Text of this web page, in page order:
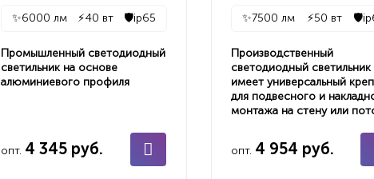
✨6000 лм ⚡40 вт 🛡️ip65
Промышленный светодиодный
светильник на основе
алюминиевого профиля
опт. 4 345 руб.
✨7500 лм ⚡50 вт 🛡️
Производственный
светодиодный светильник
имеет универсальный
для подвесного и
монтажа на стену или
опт. 4 954 руб.